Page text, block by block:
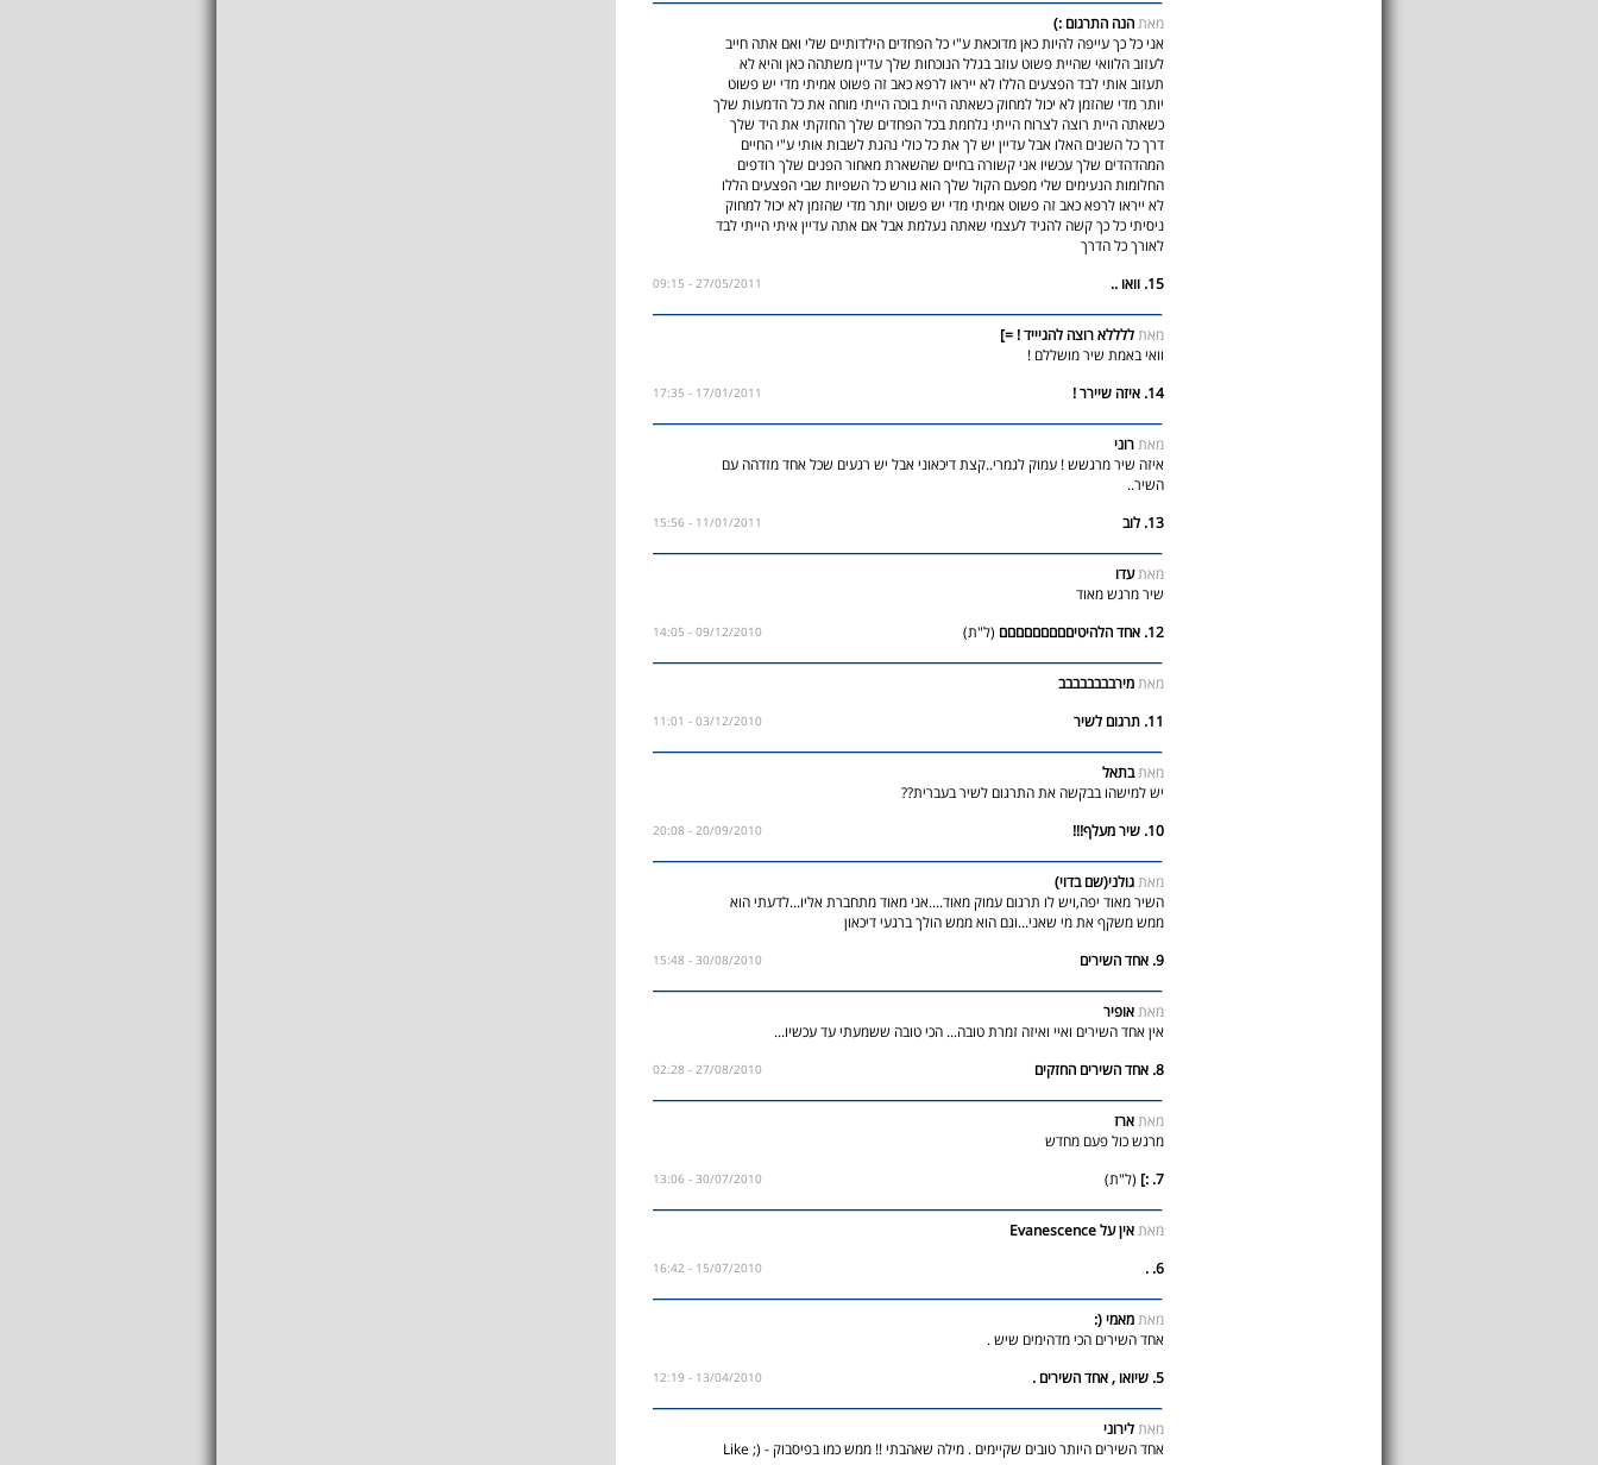
מאתהנה התרגום :)
אני כל כך עייפה להיות כאן מדוכאת ע"י כל הפחדים הילדותיים שלי ואם אתה חייב
לעזוב הלוואי שהיית פשוט עוזב בגלל הנוכחות שלך עדיין משתהה כאן והיא לא
תעזוב אותי לבד הפצעים הללו לא ייראו לרפא כאב זה פשוט אמיתי מדי יש פשוט
יותר מדי שהזמן לא יכול למחוק כשאתה היית בוכה הייתי מוחה את כל הדמעות שלך
כשאתה היית רוצה לצרוח הייתי נלחמת בכל הפחדים שלך החזקתי את היד שלך
דרך כל השנים האלו אבל עדיין יש לך את כל כולי נהגת לשבות אותי ע"י החיים
המהדהדים שלך עכשיו אני קשורה בחיים שהשארת מאחור הפנים שלך רודפים
החלומות הנעימים שלי מפעם הקול שלך הוא גורש כל השפיות שבי הפצעים הללו
לא ייראו לרפא כאב זה פשוט אמיתי מדי יש פשוט יותר מדי שהזמן לא יכול למחוק
ניסיתי כל כך קשה להגיד לעצמי שאתה נעלמת אבל אם אתה עדיין איתי הייתי לבד
לאורך כל הדרך
15. וואו ..
27/05/2011 - 09:15
מאתללללא רוצה להגיייד ! =]
וואי באמת שיר מושללם !
14. איזה שיירר !
17/01/2011 - 17:35
מאתרוני
איזה שיר מרגשש ! עמוק לגמרי..קצת דיכאוני אבל יש רגעים שכל אחד מזדהה עם
השיר..
13. לוב
11/01/2011 - 15:56
מאתעדו
שיר מרגש מאוד
12. אחד הלהיטיםםםםםםםםם
(ל"ת) 09/12/2010 - 14:05
מאתמירבבבבבבבב
11. תרגום לשיר
03/12/2010 - 11:01
מאתבתאל
יש למישהו בבקשה את התרגום לשיר בעברית??
10. שיר מעלף!!!
20/09/2010 - 20:08
מאתגולני(שם בדוי)
השיר מאוד יפה,ויש לו תרגום עמוק מאוד....אני מאוד מתחברת אליו...לדעתי הוא
ממש משקף את מי שאני...וגם הוא ממש הולך ברגעי דיכאון
9. אחד השירים
30/08/2010 - 15:48
מאתאופיר
אין אחד השירים ואיי ואיזה זמרת טובה... הכי טובה ששמעתי עד עכשיו...
8. אחד השירים החזקים
27/08/2010 - 02:28
מאתארז
מרגש כול פעם מחדש
7. :]
(ל"ת) 30/07/2010 - 13:06
מאתאין על Evanescence
6. .
15/07/2010 - 16:42
מאתמאמי (:
אחד השירים הכי מדהימים שיש .
5. שיואו , אחד השירים .
13/04/2010 - 12:19
מאתלירוני
אחד השירים היותר טובים שקיימים . מילה שאהבתי !! ממש כמו בפיסבוק - (; Like